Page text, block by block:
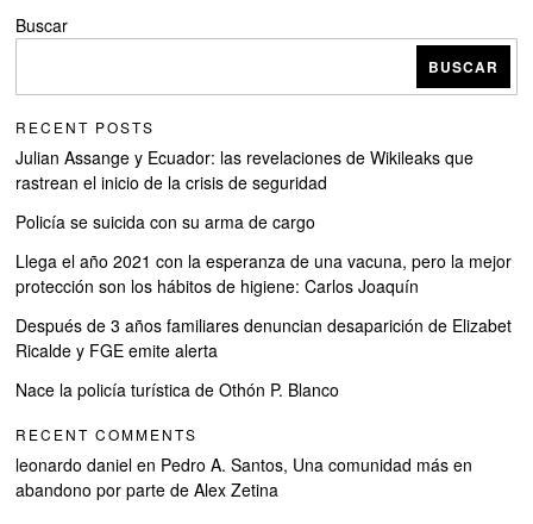
Buscar
BUSCAR
RECENT POSTS
Julian Assange y Ecuador: las revelaciones de Wikileaks que
rastrean el inicio de la crisis de seguridad
Policía se suicida con su arma de cargo
Llega el año 2021 con la esperanza de una vacuna, pero la mejor
protección son los hábitos de higiene: Carlos Joaquín
Después de 3 años familiares denuncian desaparición de Elizabet
Ricalde y FGE emite alerta
Nace la policía turística de Othón P. Blanco
RECENT COMMENTS
leonardo daniel en Pedro A. Santos, Una comunidad más en
abandono por parte de Alex Zetina